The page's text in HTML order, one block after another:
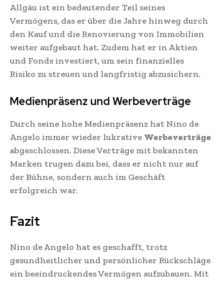
Allgäu ist ein bedeutender Teil seines
Vermögens, das er über die Jahre hinweg durch
den Kauf und die Renovierung von Immobilien
weiter aufgebaut hat. Zudem hat er in Aktien
und Fonds investiert, um sein finanzielles
Risiko zu streuen und langfristig abzusichern.
Medienpräsenz und Werbeverträge
Durch seine hohe Medienpräsenz hat Nino de
Angelo immer wieder lukrative Werbeverträge
abgeschlossen. Diese Verträge mit bekannten
Marken trugen dazu bei, dass er nicht nur auf
der Bühne, sondern auch im Geschäft
erfolgreich war.
Fazit
Nino de Angelo hat es geschafft, trotz
gesundheitlicher und persönlicher Rückschläge
ein beeindruckendes Vermögen aufzubauen. Mit